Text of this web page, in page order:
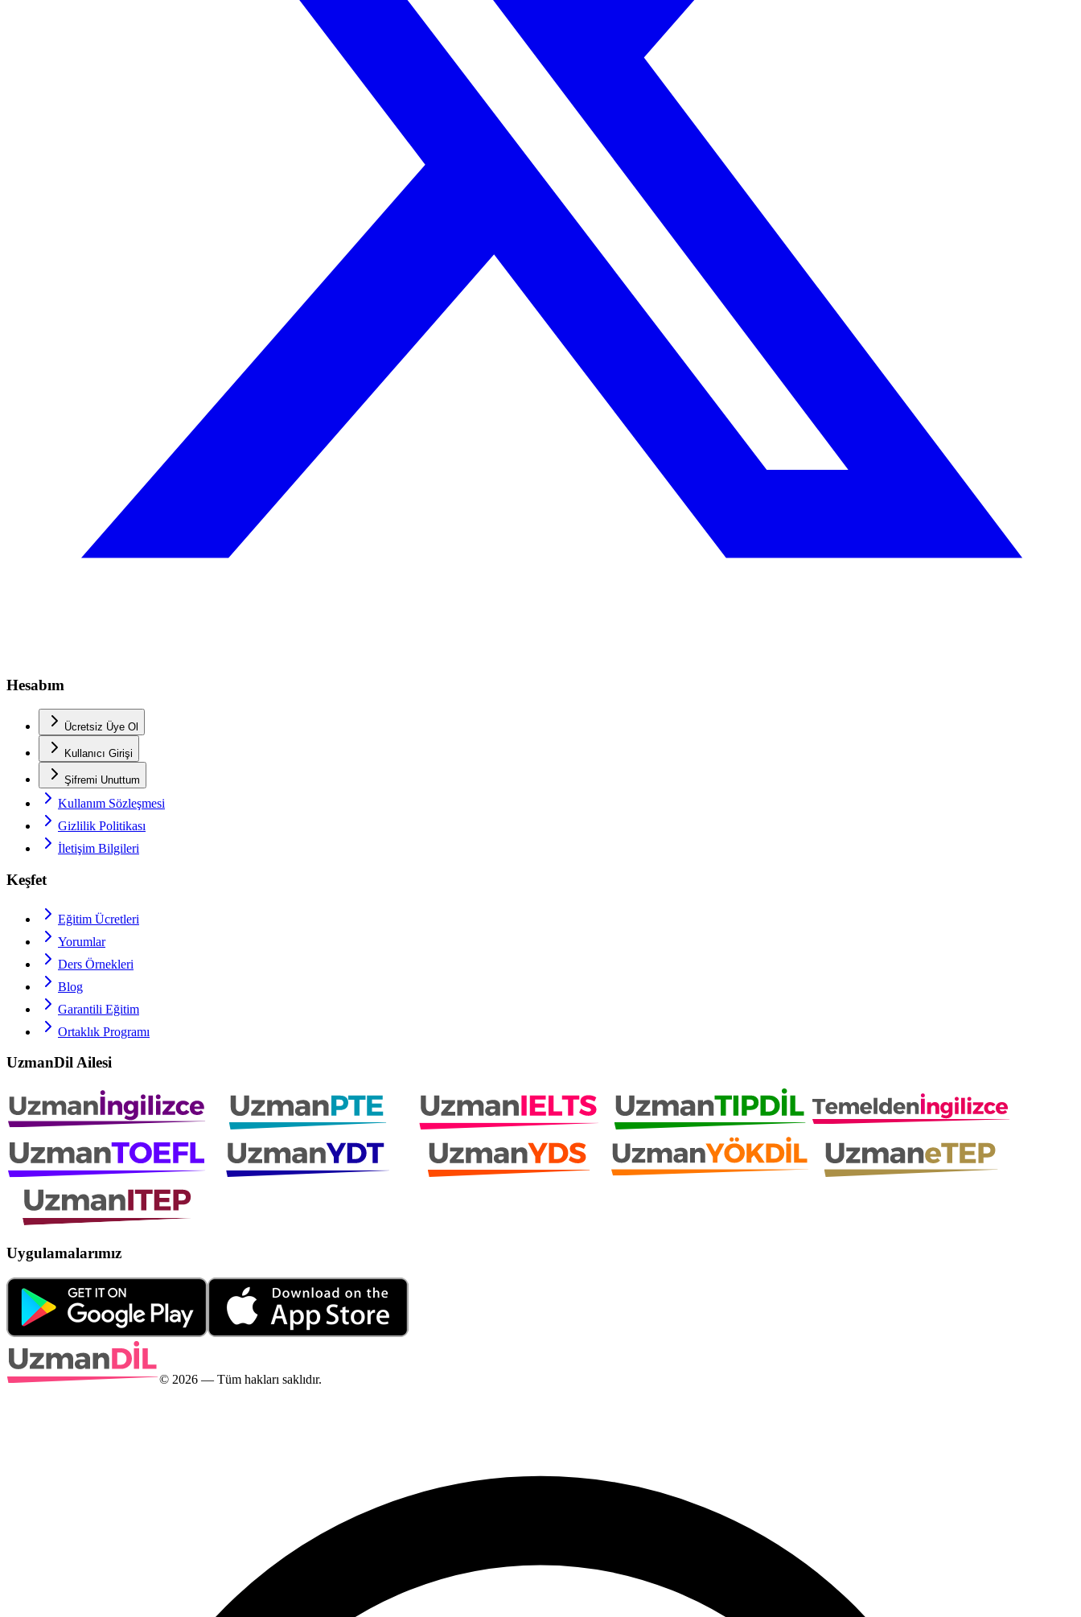
Hesabım
Ücretsiz Üye Ol
Kullanıcı Girişi
Şifremi Unuttum
Kullanım Sözleşmesi
Gizlilik Politikası
İletişim Bilgileri
Keşfet
Eğitim Ücretleri
Yorumlar
Ders Örnekleri
Blog
Garantili Eğitim
Ortaklık Programı
UzmanDil Ailesi
Uygulamalarımız
© 2026 — Tüm hakları saklıdır.